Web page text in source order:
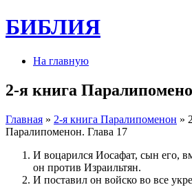
БИБЛИЯ
На главную
2-я книга
Главная » 2-я книга Паралипоменон »
Паралипоменон. Глава 17
И воцарился Иосафат, сын его,
он против Израильтян.
И поставил он войско во все